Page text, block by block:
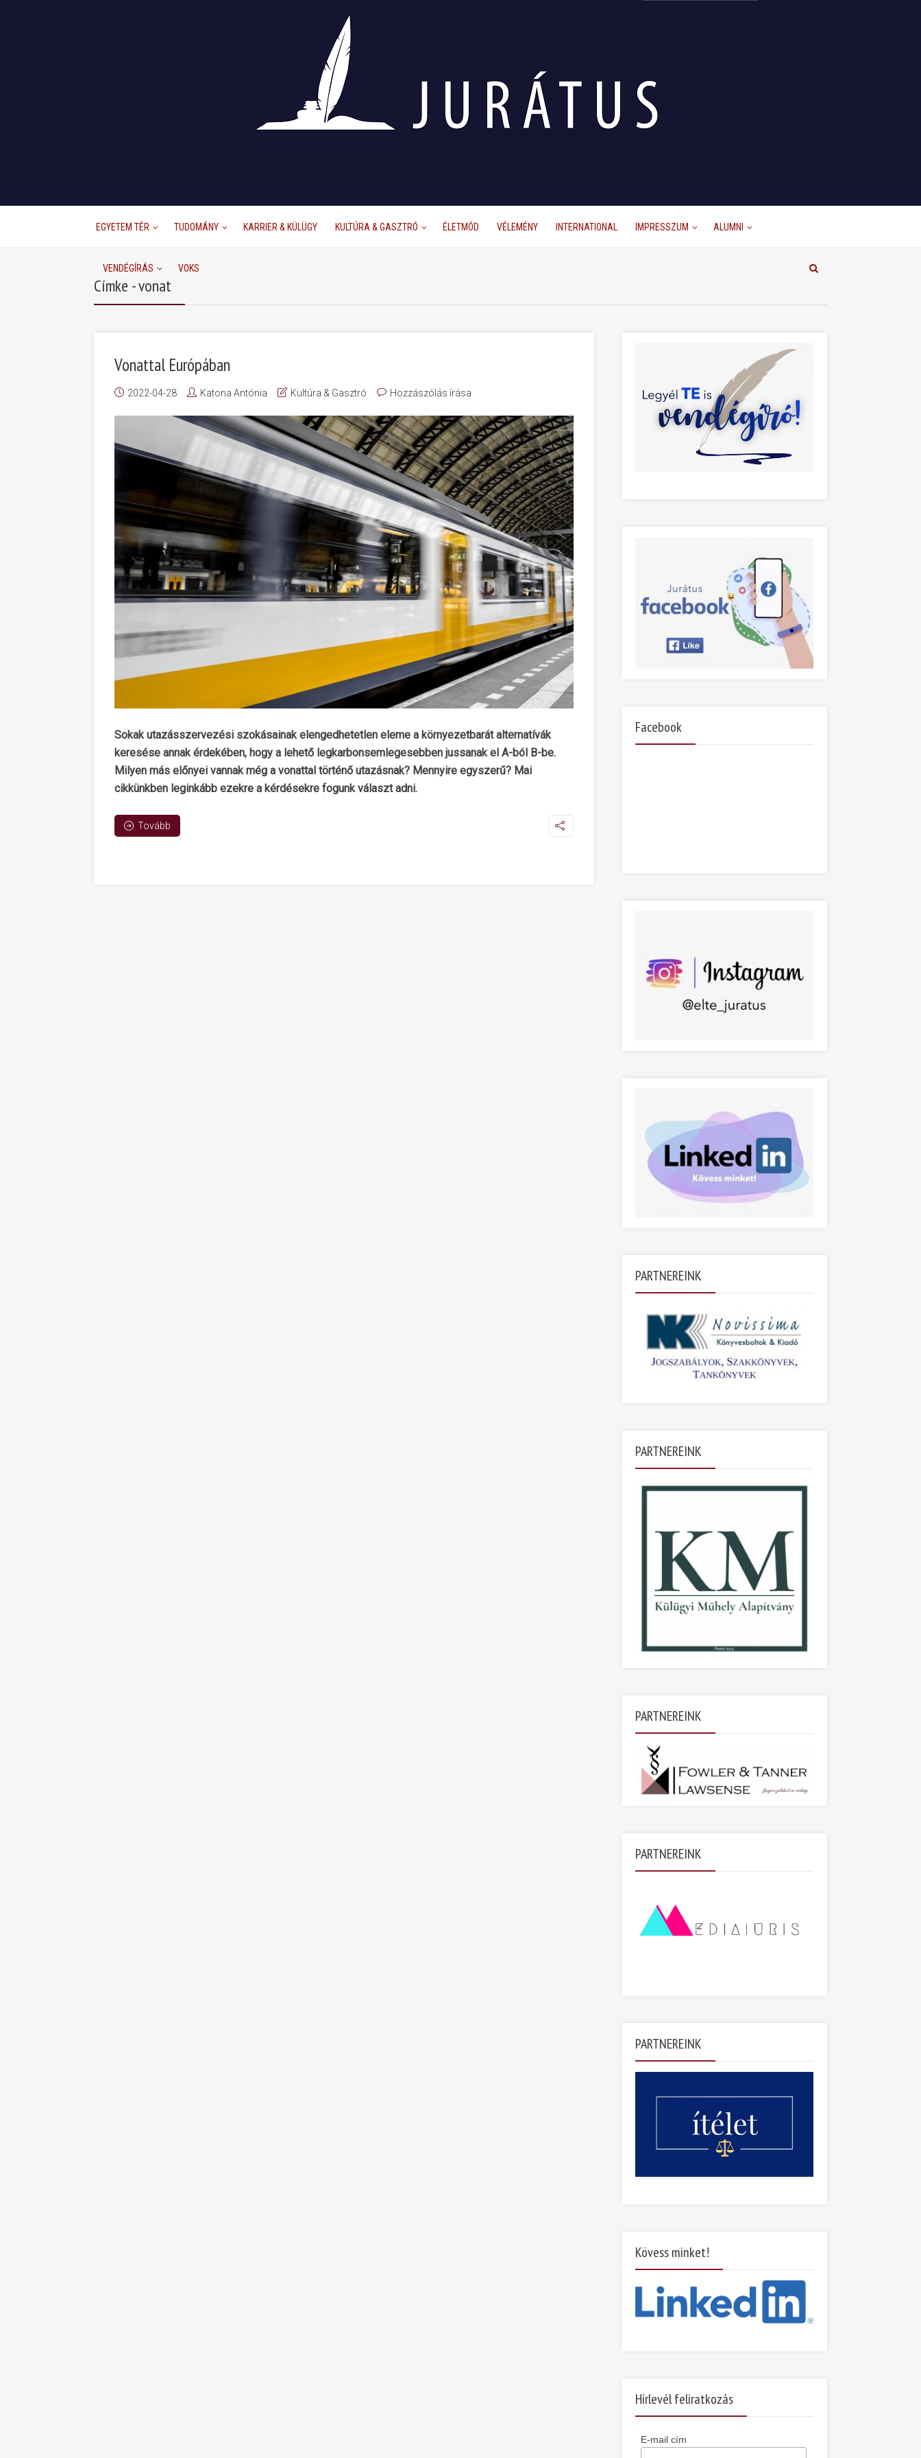
EGYETEM TÉR TUDOMÁNY KARRIER & KÜLÜGY KULTÚRA & GASZTRÓ ÉLETMÓD VÉLEMÉNY INTERNATIONAL IMPRESSZUM ALUMNI
VENDÉGÍRÁS VOKS
Címke - vonat
Vonattal Európában
2022-04-28 Katona Antónia Kultúra & Gasztró Hozzászólás írása
Sokak utazásszervezési szokásainak elengedhetetlen eleme a környezetbarát alternatívák
keresése annak érdekében, hogy a lehető legkarbonsemlegesebben jussanak el A-ból B-be.
Milyen más előnyei vannak még a vonattal történő utazásnak? Mennyire egyszerű? Mai
cikkünkben leginkább ezekre a kérdésekre fogunk választ adni.
Tovább
Facebook
PARTNEREINK
PARTNEREINK
PARTNEREINK
PARTNEREINK
PARTNEREINK
Kövess minket!
Hírlevél feliratkozás
E-mail cím